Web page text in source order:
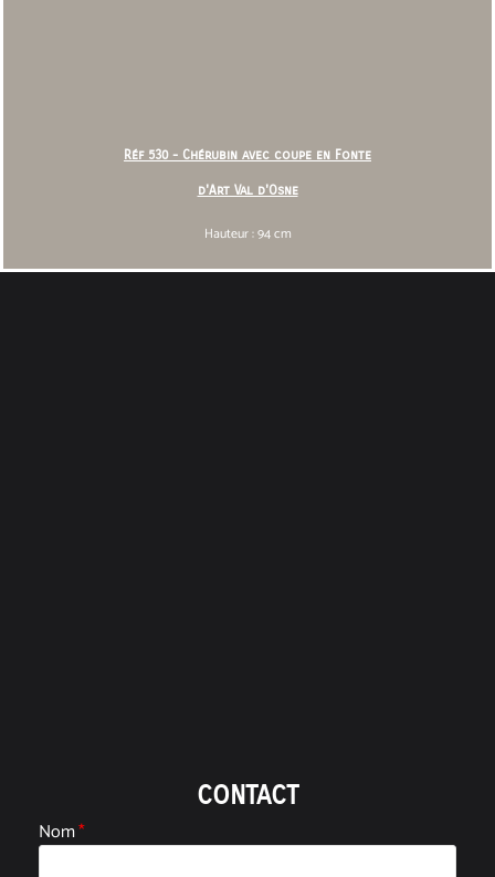
Réf 530 - Chérubin avec coupe en Fonte
d'Art Val d'Osne
Hauteur : 94 cm
CONTACT
Nom*